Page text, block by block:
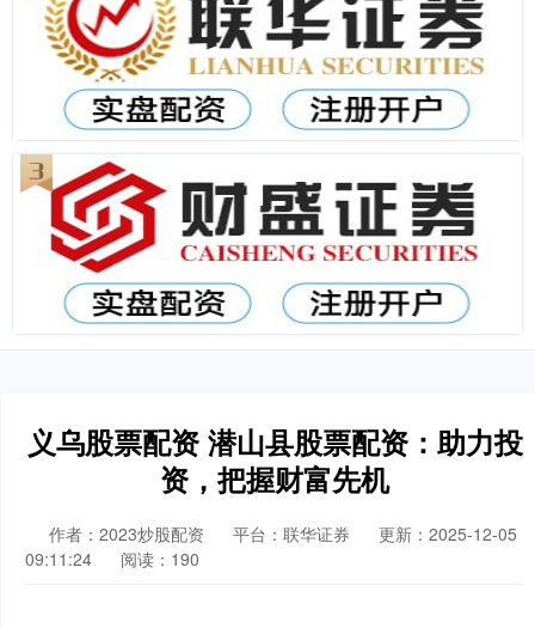
义乌股票配资 潜山县股票配资：助力投
资，把握财富先机
作者：2023炒股配资 平台：联华证券
更新：2025-12-05
09:11:24
阅读：190